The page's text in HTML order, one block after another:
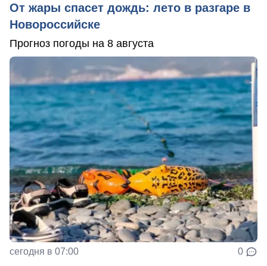
От жары спасет дождь: лето в разгаре в
Новороссийске
Прогноз погоды на 8 августа
сегодня в 07:00 0